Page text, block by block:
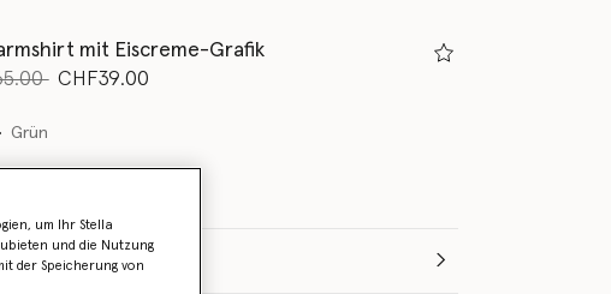
mit Eiscreme-Grafik
reduziert von
bis
CHF39.00
Grün
Wähle die Größe aus (Months)
um Ihr Stella
und die Nutzung
der Speicherung von